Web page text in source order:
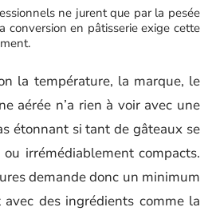
ne jurent que par la pesée
conversion en pâtisserie exige cette
la température, la marque, le
aérée n’a rien à voir avec une
étonnant si tant de gâteaux se
irrémédiablement compacts.
demande donc un minimum
des ingrédients comme la